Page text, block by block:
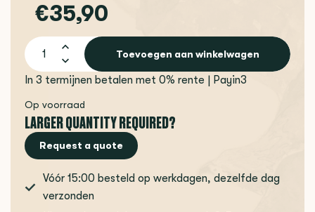
€35,90
Toevoegen aan winkelwagen
In 3 termijnen betalen met 0% rente | Payin3
Op voorraad
LARGER QUANTITY REQUIRED?
Request a quote
Vóór 15:00 besteld op werkdagen, dezelfde dag
verzonden